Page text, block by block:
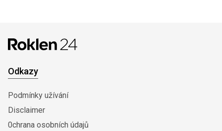
Odkazy
Podmínky užívání
Disclaimer
0chrana osobních údajů